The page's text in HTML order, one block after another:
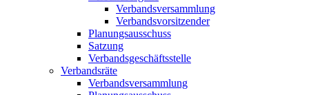
Verbandsversammlung
Verbandsvorsitzender
Planungsausschuss
Satzung
Verbandsgeschäftsstelle
Verbandsräte
Verbandsversammlung